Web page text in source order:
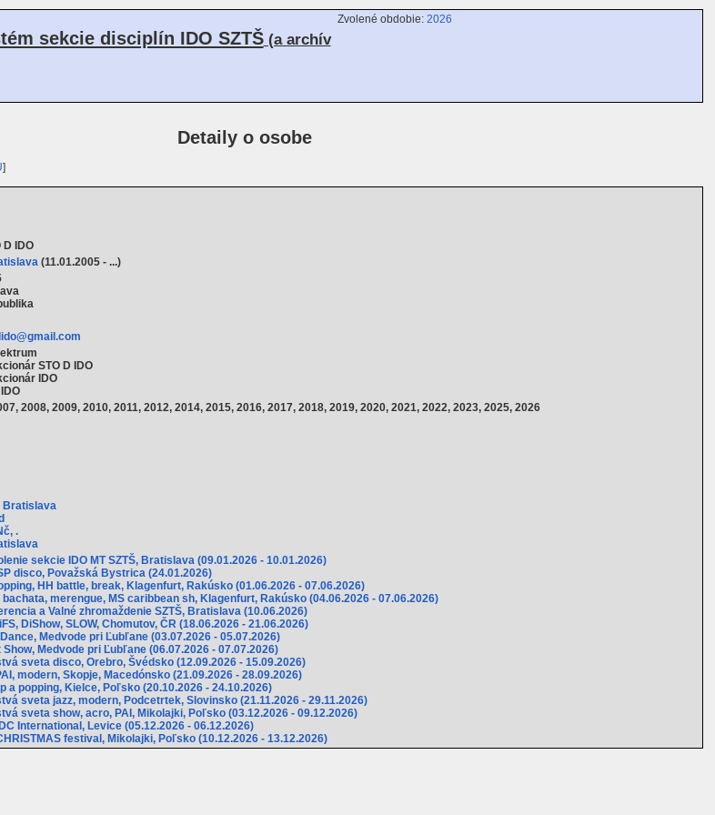
sekcie disciplín IDO SZTŠ(a archív
Zvolené obdobie: 2026
Detaily o osobe
]
D IDO
(11.01.2005 - ...)
STO D IDO
IDO
2008, 2009, 2010, 2011, 2012, 2014, 2015, 2016, 2017, 2018, 2019, 2020, 2021, 2022, 2023, 2025, 2026
Bratislava
.
sekcie IDO MT SZTŠ, Bratislava (09.01.2026 - 10.01.2026)
disco, Považská Bystrica (24.01.2026)
HH battle, break, Klagenfurt, Rakúsko (01.06.2026 - 07.06.2026)
bachata, merengue, MS caribbean sh, Klagenfurt, Rakúsko (04.06.2026 - 07.06.2026)
a Valné zhromaždenie SZTŠ, Bratislava (10.06.2026)
DiShow, SLOW, Chomutov, ČR (18.06.2026 - 21.06.2026)
Medvode pri Ľubľane (03.07.2026 - 05.07.2026)
Show, Medvode pri Ľubľane (06.07.2026 - 07.07.2026)
sveta disco, Orebro, Švédsko (12.09.2026 - 15.09.2026)
modern, Skopje, Macedónsko (21.09.2026 - 28.09.2026)
a popping, Kielce, Poľsko (20.10.2026 - 24.10.2026)
sveta jazz, modern, Podcetrtek, Slovinsko (21.11.2026 - 29.11.2026)
sveta show, acro, PAI, Mikolajki, Poľsko (03.12.2026 - 09.12.2026)
International, Levice (05.12.2026 - 06.12.2026)
festival, Mikolajki, Poľsko (10.12.2026 - 13.12.2026)